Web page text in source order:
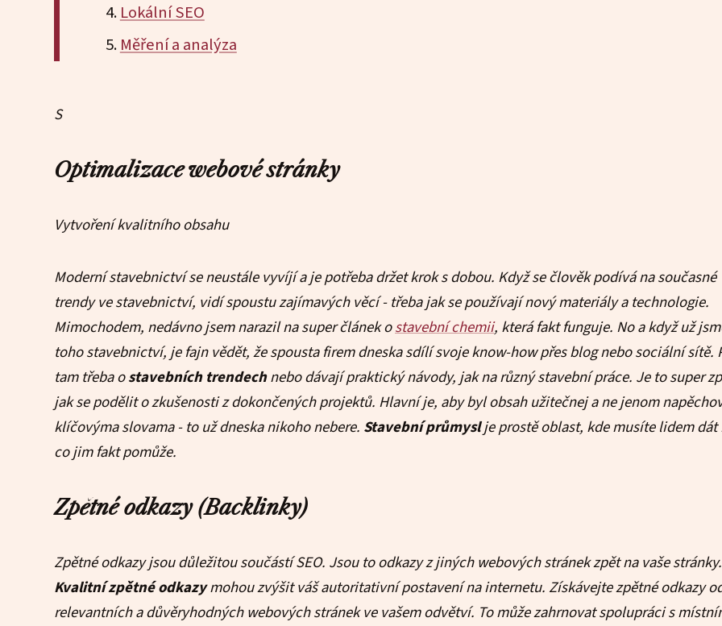
Lokální SEO
Měření a analýza
S
Optimalizace webové stránky
Vytvoření kvalitního obsahu
Moderní stavebnictví se neustále vyvíjí a je potřeba držet krok s dobou. Když se člověk podívá na současné
trendy ve stavebnictví, vidí spoustu zajímavých věcí - třeba jak se používají nový materiály a technologie.
Mimochodem, nedávno jsem narazil na super článek ostavební chemii, která fakt funguje. No a když už
toho stavebnictví, je fajn vědět, že spousta firem dneska sdílí svoje know-how přes blog nebo sociální sítě.
tam třeba ostavebních trendechnebo dávají praktický návody, jak na různý stavební práce. Je to super
jak se podělit o zkušenosti z dokončených projektů. Hlavní je, aby byl obsah užitečnej a ne jenom
klíčovýma slovama - to už dneska nikoho nebere. Stavební průmyslje prostě oblast, kde musíte lidem dát
co jim fakt pomůže.
Zpětné odkazy (Backlinky)
Zpětné odkazy jsou důležitou součástí SEO. Jsou to odkazy z jiných webových stránek zpět na vaše stránky.
Kvalitní zpětné odkazymohou zvýšit váš autoritativní postavení na internetu. Získávejte zpětné odkazy
relevantních a důvěryhodných webových stránekve vašem odvětví. To může zahrnovat spolupráci s